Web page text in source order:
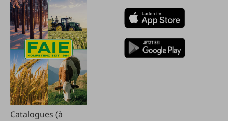
Catalogues (à